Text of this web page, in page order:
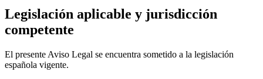
Legislación aplicable y jurisdicción
competente
El presente Aviso Legal se encuentra sometido a la legislación
española vigente.